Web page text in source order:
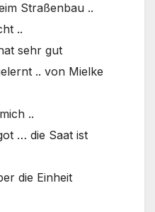
Straßenbau ..
..
sehr gut
.. von Mielke
..
… die Saat ist
die Einheit